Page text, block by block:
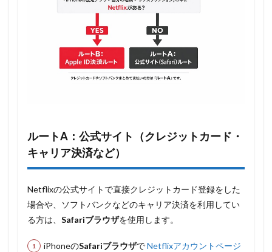
ルートA：公式サイト（クレジットカード・
キャリア決済など）
Netflixの公式サイトで直接クレジットカード登録をした
場合や、ソフトバンクなどのキャリア決済を利用してい
る方は、 Safariブラウザを使用します。
iPhoneのSafariブラウザでNetflixアカウントページ